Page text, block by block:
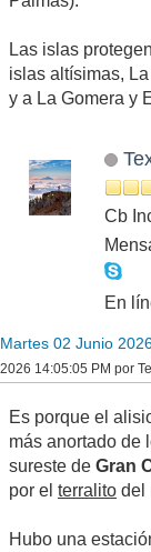
Las islas
islas altísimas,
y a La Gomera y
Cb
En
Martes 02 Junio
2026 14:05:05 PM por
Es porque el
más anortado de
sureste de Gran
por el terralito del
Hubo una